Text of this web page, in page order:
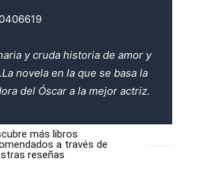
y cruda historia de amor y
novela en la que se basa la
del Óscar a la mejor actriz.
más libros
a través de
reseñas